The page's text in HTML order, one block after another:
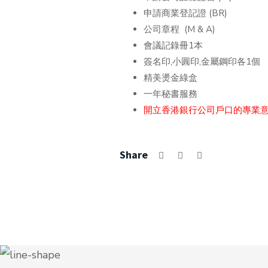
申請商業登記證 (BR)
公司章程 (M & A)
會議記錄冊1本
簽名印,小圓印,金屬鋼印各1個
精美燙金綠盒
一年秘書服務
開立香港銀行公司戶口的專業
Share